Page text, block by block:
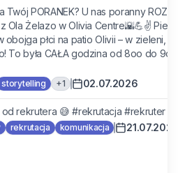
Twój PORANEK? U nas poranny
z Ola Żelazo w Olivia Centre🌇💪✌️
obojga płci na patio Olivii – w zieleni,
To była CAŁA godzina od 8oo do
storytelling +1 02.07.2026
rekrutera 😅 #rekrutacja #rekruter
rekrutacja komunikacja 21.07.2026